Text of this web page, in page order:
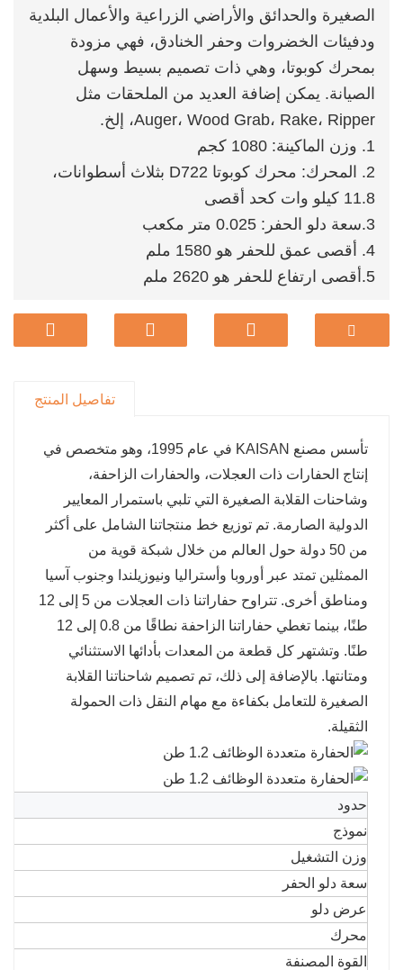
الصغيرة والحدائق والأراضي الزراعية والأعمال البلدية
ودفيئات الخضروات وحفر الخنادق، فهي مزودة
بمحرك كوبوتا، وهي ذات تصميم بسيط وسهل
الصيانة. يمكن إضافة العديد من الملحقات مثل
Auger، Wood Grab، Rake، Ripper، إلخ.
1. وزن الماكينة: 1080 كجم
2. المحرك: محرك كوبوتا D722 بثلاث أسطوانات،
11.8 كيلو وات كحد أقصى
3.سعة دلو الحفر: 0.025 متر مكعب
4. أقصى عمق للحفر هو 1580 ملم
5.أقصى ارتفاع للحفر هو 2620 ملم
تفاصيل المنتج
تأسس مصنع KAISAN في عام 1995، وهو متخصص في
إنتاج الحفارات ذات العجلات، والحفارات الزاحفة،
وشاحنات القلابة الصغيرة التي تلبي باستمرار المعايير
الدولية الصارمة. تم توزيع خط منتجاتنا الشامل على أكثر
من 50 دولة حول العالم من خلال شبكة قوية من
الممثلين تمتد عبر أوروبا وأستراليا ونيوزيلندا وجنوب آسيا
ومناطق أخرى. تتراوح حفاراتنا ذات العجلات من 5 إلى 12
طنًا، بينما تغطي حفاراتنا الزاحفة نطاقًا من 0.8 إلى 12
طنًا. وتشتهر كل قطعة من المعدات بأدائها الاستثنائي
ومتانتها. بالإضافة إلى ذلك، تم تصميم شاحناتنا القلابة
الصغيرة للتعامل بكفاءة مع مهام النقل ذات الحمولة
الثقيلة.
حدود
نموذج
وزن التشغيل
سعة دلو الحفر
عرض دلو
محرك
القوة المصنفة